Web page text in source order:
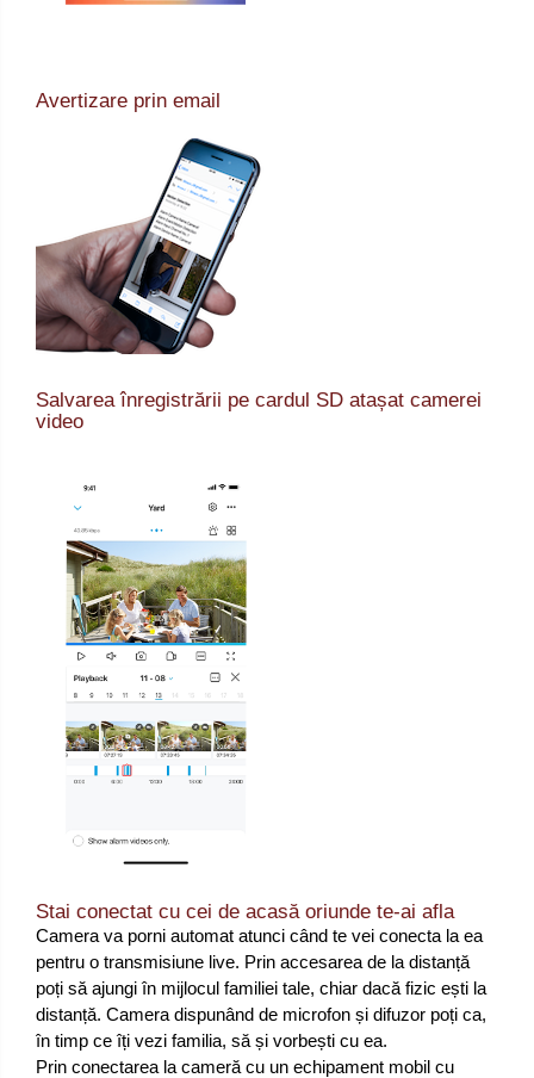
Avertizare prin email
Salvarea înregistrării pe cardul SD atașat camerei
video
Stai conectat cu cei de acasă oriunde te-ai afla
Camera va porni automat atunci când te vei conecta la ea
pentru o transmisiune live. Prin accesarea de la distanță
poți să ajungi în mijlocul familiei tale, chiar dacă fizic ești la
distanță. Camera dispunând de microfon și difuzor poți ca,
în timp ce îți vezi familia, să și vorbești cu ea.
Prin conectarea la cameră cu un echipament mobil cu